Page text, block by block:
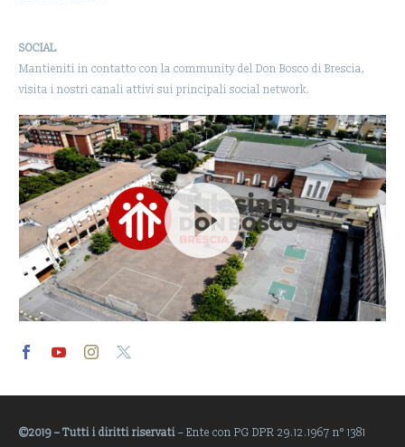
SOCIAL
Mantieniti in contatto con la community del Don Bosco di Brescia,
visita i nostri canali attivi sui principali social network.
Player
©2019 – Tutti i diritti riservati – Ente con PG DPR 29.12.1967 n° 1381